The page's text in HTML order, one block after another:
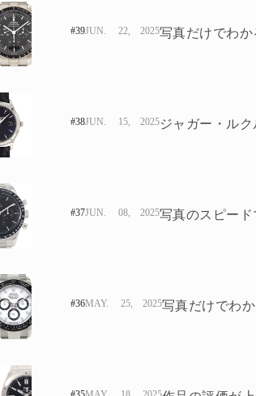
#39JUN. 22, 2025
#38JUN. 15, 2025
#37JUN. 08, 2025
#36MAY. 25, 2025